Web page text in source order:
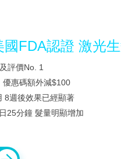
國FDA認證 激光
評價No. 1
惠碼額外減$100
8週後效果已經顯著
25分鐘 髮量明顯增加